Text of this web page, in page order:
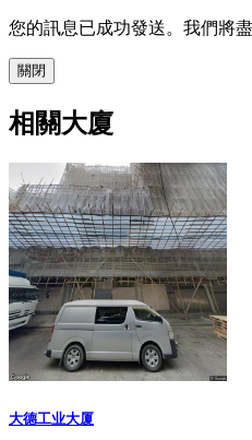
您的訊息已成功發送。我們將盡
關閉
相關大廈
大德工业大厦